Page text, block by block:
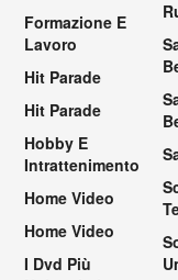
Formazione E
Lavoro
Hit Parade
Hit Parade
Hobby E
Intrattenimento
Home Video
Home Video
I Dvd Più